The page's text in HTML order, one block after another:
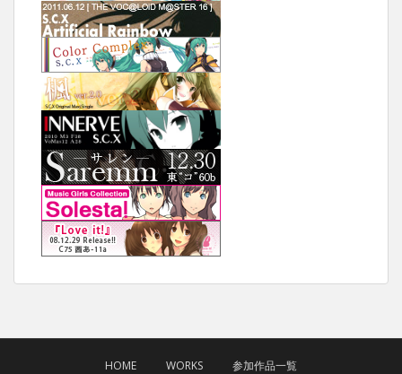
HOME WORKS 参加作品一覧